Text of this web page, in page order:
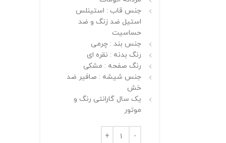
جنس قاب : استینلس
استیل ضد زنگ و ضد
حساسیت
جنس بند : چرمی
رنگ بدنه : نقره ای
رنگ صفحه : مشکی
جنس شیشه : صافیر ضد
خش
یک سال گارانتی رنگ و
موتور